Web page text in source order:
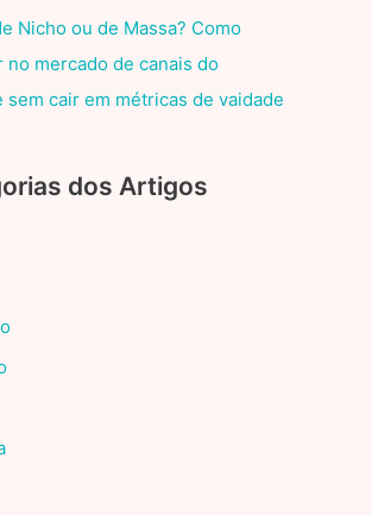
Nicho ou de Massa? Como
no mercado de canais do
sem cair em métricas de vaidade
dos Artigos